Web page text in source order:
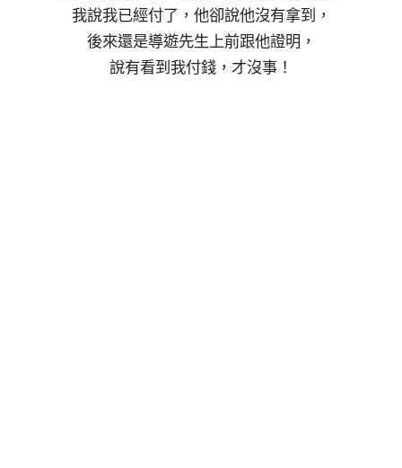
我說我已經付了，他卻說他沒有拿到，
後來還是導遊先生上前跟他證明，
說有看到我付錢，才沒事！